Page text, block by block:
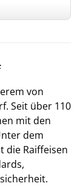
von
Seit über 110
mit den
dem
die Raiffeisen